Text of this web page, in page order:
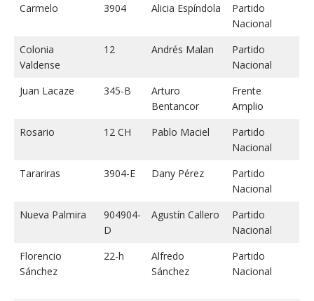
Carmelo
3904 Alicia Espíndola
Partido
Nacional
Colonia
Valdense
12 Andrés Malan
Partido
Nacional
Juan Lacaze
345-B
Arturo
Bentancor
Frente
Amplio
Rosario
12 CH Pablo Maciel
Partido
Nacional
Tarariras
3904-E Dany Pérez
Partido
Nacional
Nueva Palmira
904904-
D
Agustín Callero
Partido
Nacional
Florencio
Sánchez
22-h
Alfredo
Sánchez
Partido
Nacional